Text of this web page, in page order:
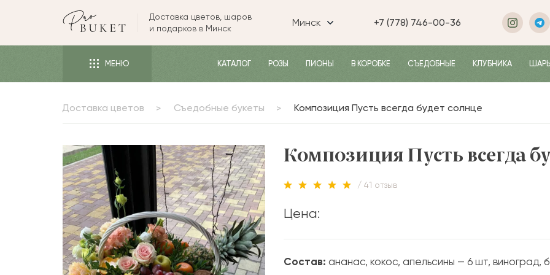
ЦВЕТЫ
РОЗЫ
ПИОНЫ
БУКЕТЫ
ПОВОД
ФОРМА И УПАКОВКА
СЪЕДОБНЫЕ БУКЕТЫ
КОМНАТНЫЕ ЦВЕТЫ
ПОДАРКИ
Доставка цветов, шаров
и подарков в Минск
Минск +7 (778) 746-00-36
МЕНЮ КАТАЛОГ РОЗЫ ПИОНЫ В КОРОБКЕ СЪЕДОБНЫЕ КЛУБНИКА
Доставка цветов Съедобные букеты Композиция Пусть всегда будет солнце
Композиция Пусть всегда
/ 41 отзыв
Цена:
Состав: ананас, кокос, апельсины — 6 шт, виноград,